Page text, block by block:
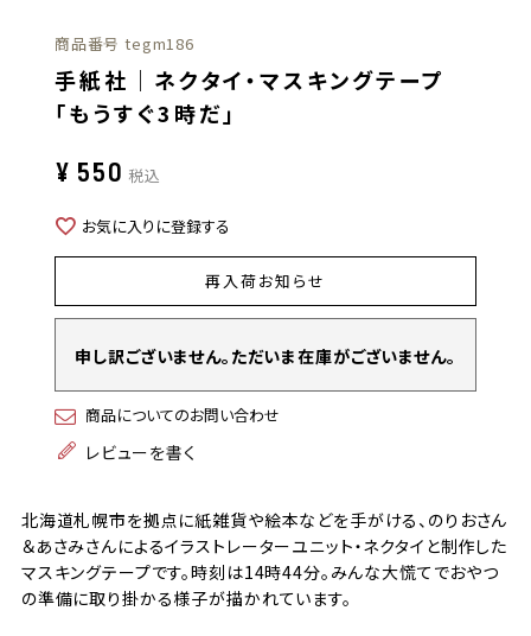
商品番号 tegm186
手紙社｜ネクタイ・マスキングテープ
「もうすぐ3時だ」
¥ 550 税込
お気に入りに登録する
再入荷お知らせ
申し訳ございません。ただいま在庫がございません。
商品についてのお問い合わせ
レビューを書く
北海道札幌市を拠点に紙雑貨や絵本などを手がける、のりおさん
＆あさみさんによるイラストレーターユニット・ネクタイと制作した
マスキングテープです。時刻は14時44分。みんな大慌てでおやつ
の準備に取り掛かる様子が描かれています。